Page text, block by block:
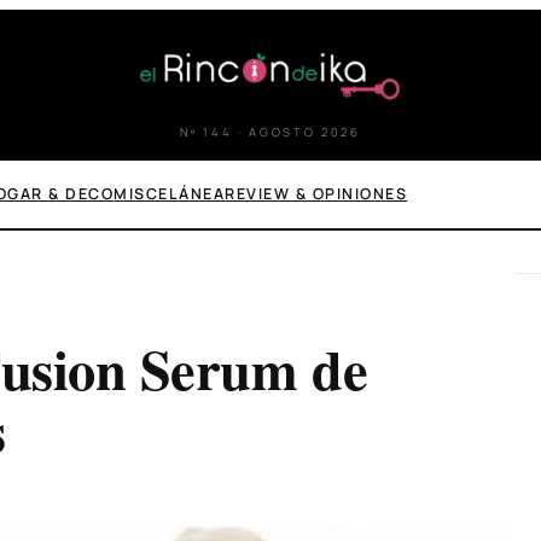
Nº 144 · AGOSTO 2026
& DECOMISCELÁNEAREVIEW & OPINIONES
Serum de